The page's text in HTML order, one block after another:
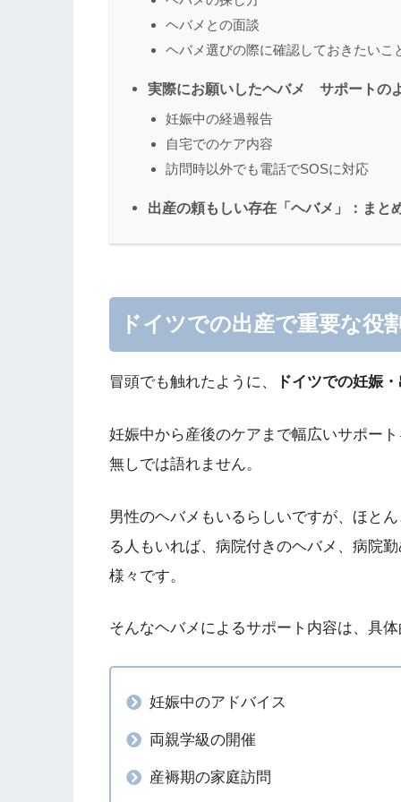
ヘバメとの面談
ヘバメ選びの際に確認しておきたいこ
実際にお願いしたヘバメ サポートの
妊娠中の経過報告
自宅でのケア内容
訪問時以外でも電話でSOSに対応
出産の頼もしい存在「ヘバメ」：まと
ドイツでの出産で重要な役
冒頭でも触れたように、 ドイツでの妊娠
妊娠中から産後のケアまで幅広いサポー
無しでは語れません。
男性のヘバメもいるらしいですが、ほと
る人もいれば、病院付きのヘバメ、病院
様々です。
そんなヘバメによるサポート内容は、具
妊娠中のアドバイス
両親学級の開催
産褥期の家庭訪問